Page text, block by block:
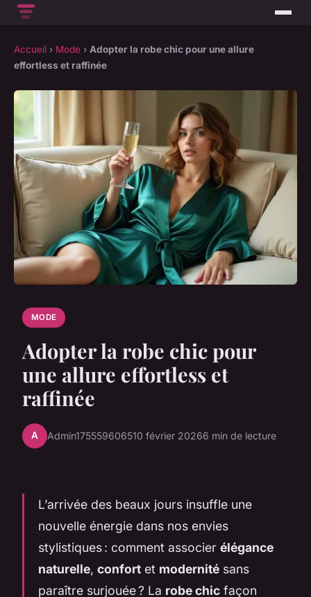
Accueil › Mode › Adopter la robe chic pour une allure
effortless et raffinée
MODE
Adopter la robe chic pour
une allure effortless et
raffinée
A Admin175559606510 février 20266 min de lecture
L’arrivée des beaux jours insuffle une
nouvelle énergie dans nos envies
stylistiques : comment associer élégance
naturelle, confort et modernité sans
paraître surjouée ? La robe chic façon